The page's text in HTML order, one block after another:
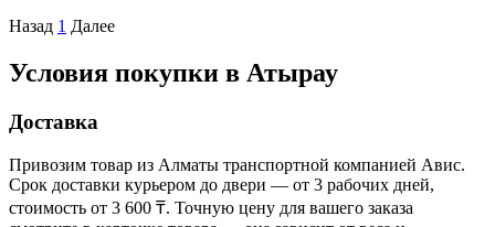
Назад 1 Далее
Условия покупки в Атырау
Доставка
Привозим товар из Алматы транспортной компанией Авис.
Срок доставки курьером до двери — от 3 рабочих дней,
стоимость от 3 600 ₸. Точную цену для вашего заказа